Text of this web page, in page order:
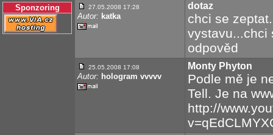
Sponzoring 27.05.2008 17:28
Autor: katka
dotaz
chci se
vystavu...chci
odpověd
25.05.2008 17:08
Autor: hologram vvvvv
Monty Phyton
Podle mě je
Tell. Je na
http://